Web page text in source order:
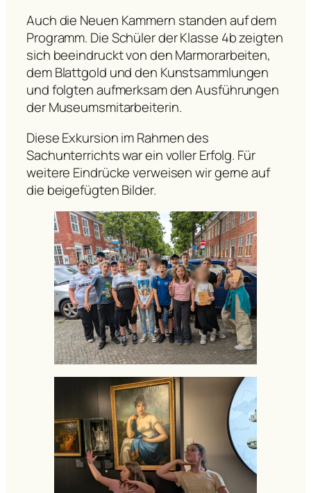
Auch die Neuen Kammern standen auf dem
Programm. Die Schüler der Klasse 4b zeigten
sich beeindruckt von den Marmorarbeiten,
dem Blattgold und den Kunstsammlungen
und folgten aufmerksam den Ausführungen
der Museumsmitarbeiterin.
Diese Exkursion im Rahmen des
Sachunterrichts war ein voller Erfolg. Für
weitere Eindrücke verweisen wir gerne auf
die beigefügten Bilder.